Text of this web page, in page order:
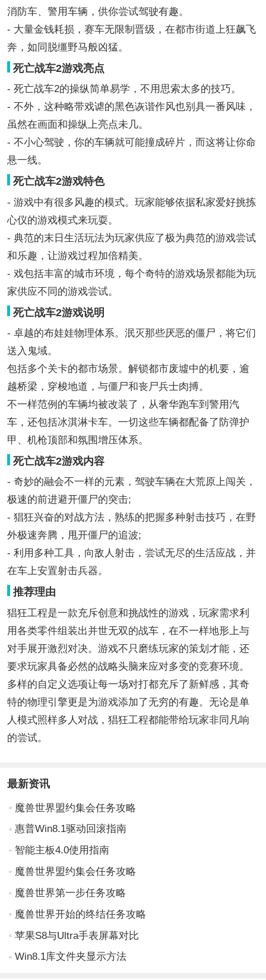
消防车、警用车辆，供你尝试驾驶有趣。
- 大量金钱耗损，赛车无限制晋级，在都市街道上狂飙飞
奔，如同脱缰野马般凶猛。
死亡战车2游戏亮点
- 死亡战车2的操纵简单易学，不用思索太多的技巧。
- 不外，这种略带戏谑的黑色诙谐作风也别具一番风味，
虽然在画面和操纵上亮点未几。
- 不小心驾驶，你的车辆就可能撞成碎片，而这将让你命
悬一线。
死亡战车2游戏特色
- 游戏中有很多风趣的模式。玩家能够依据私家爱好挑拣
心仪的游戏模式来玩耍。
- 典范的末日生活玩法为玩家供应了极为典范的游戏尝试
和乐趣，让游戏过程加倍精美。
- 戏包括丰富的城市环境，每个奇特的游戏场景都能为玩
家供应不同的游戏尝试。
死亡战车2游戏说明
- 卓越的布娃娃物理体系。泯灭那些厌恶的僵尸，将它们
送入鬼域。
包括多个关卡的都市场景。解锁都市废墟中的机要，逾
越桥梁，穿梭地道，与僵尸和丧尸兵士肉搏。
不一样范例的车辆均被改装了，从奢华跑车到警用汽
车，还包括冰淇淋卡车。一切这些车辆都配备了防弹护
甲、机枪顶部和氛围增压体系。
死亡战车2游戏内容
- 奇妙的融会不一样的元素，驾驶车辆在大荒原上闯关，
极速的前进避开僵尸的突击;
- 猖狂兴奋的对战方法，熟练的把握多种射击技巧，在野
外极速奔腾，甩开僵尸的追波;
- 利用多种工具，向敌人射击，尝试无尽的生活应战，并
在车上安置射击兵器。
推荐理由
猖狂工程是一款充斥创意和挑战性的游戏，玩家需求利
用各类零件组装出并世无双的战车，在不一样地形上与
对手展开激烈对决。游戏不只磨练玩家的策划才能，还
要求玩家具备必然的战略头脑来应对多变的竞赛环境。
多样的自定义选项让每一场对打都充斥了新鲜感，其奇
特的物理引擎更是为游戏添加了无穷的有趣。无论是单
人模式照样多人对战，猖狂工程都能带给玩家非同凡响
的尝试。
最新资讯
魔兽世界盟约集会任务攻略
惠普Win8.1驱动回滚指南
智能主板4.0使用指南
魔兽世界盟约集会任务攻略
魔兽世界第一步任务攻略
魔兽世界开始的终结任务攻略
苹果S8与Ultra手表屏幕对比
Win8.1库文件夹显示方法